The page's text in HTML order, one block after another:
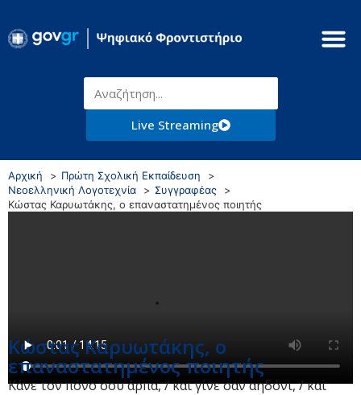
Live Streaming
Αρχική
Πρώτη Σχολική Εκπαίδευση
Νεοελληνική Λογοτεχνία
Συγγραφέας
Κώστας Καρυωτάκης, ο επαναστατημένος ποιητής
Κώστας Καρυωτάκης, ο
επαναστατημένος ποιητής
Κάνε τον πόνο σου άρπα, / και γίνε σαν αηδόνι, / και